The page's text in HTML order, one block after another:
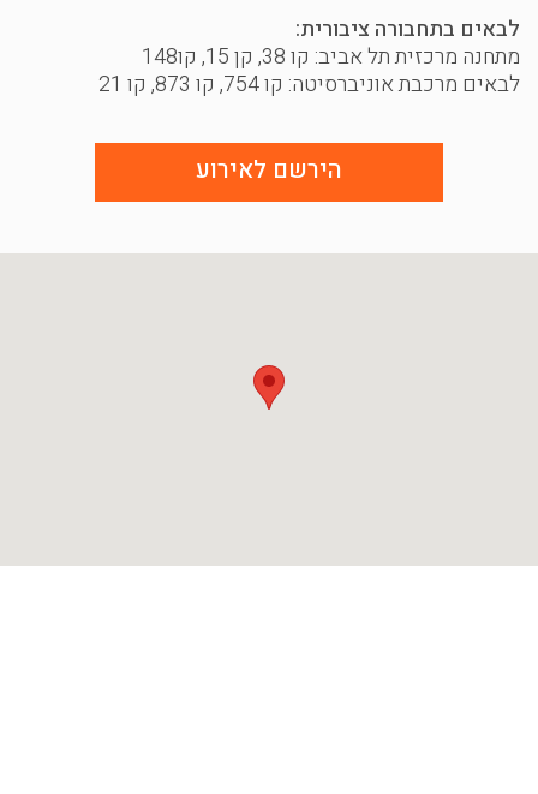
לבאים בתחבורה ציבורית:
מתחנה מרכזית תל אביב: קו 38, קן 15, קו148
לבאים מרכבת אוניברסיטה: קו 754, קו 873, קו 21
הירשם לאירוע